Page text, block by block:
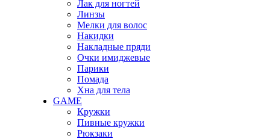
Лак для ногтей
Линзы
Мелки для волос
Накидки
Накладные пряди
Очки имиджевые
Парики
Помада
Хна для тела
GAME
Кружки
Пивные кружки
Рюкзаки